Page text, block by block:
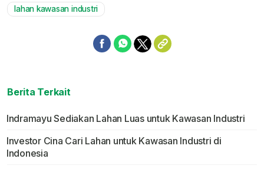
lahan kawasan industri
Berita Terkait
Indramayu Sediakan Lahan Luas untuk Kawasan Industri
Investor Cina Cari Lahan untuk Kawasan Industri di
Indonesia